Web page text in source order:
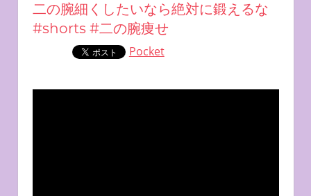
二の腕細くしたいなら絶対に鍛えるな
#shorts #二の腕痩せ
Pocket